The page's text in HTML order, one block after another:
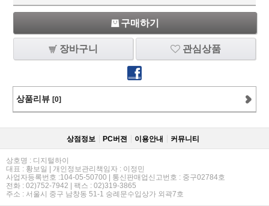
구매하기
장바구니 관심상품
상품리뷰 [0]
상점정보 PC버젼 이용안내 커뮤니티
상호명 : 디지털하이
대표 : 황보일 | 개인정보관리책임자 : 이정민
사업자등록번호 :104-05-50700 | 통신판매업신고번호 : 중구02784호
전화 : 02)752-7942 | 팩스 : 02)319-3865
주소 : 서울시 중구 남창동 51-1 숭례문수입상가 외곽7호